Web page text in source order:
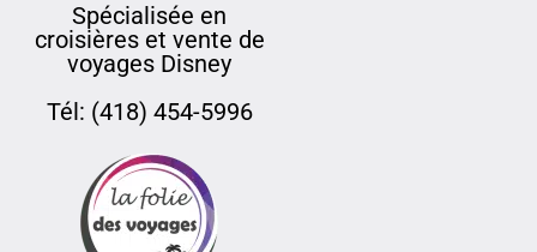
Spécialisée en
croisières et vente de
voyages Disney
Tél: (418) 454-5996